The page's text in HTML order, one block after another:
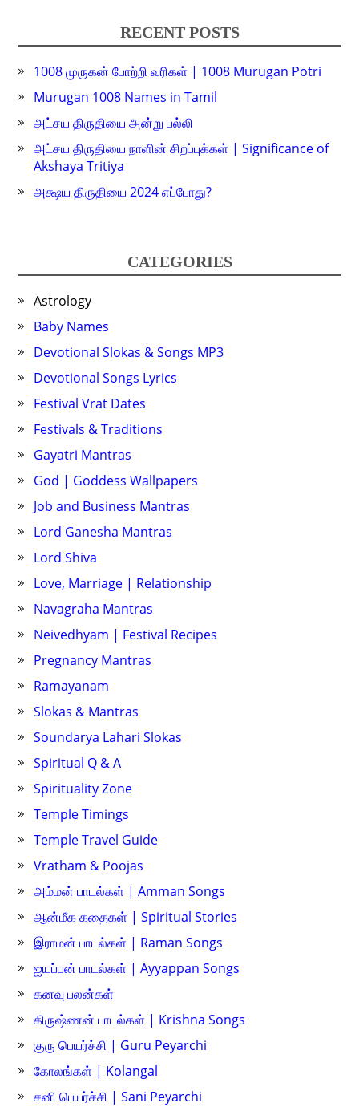
RECENT POSTS
1008 முருகன் போற்றி வரிகள் | 1008 Murugan Potri
Murugan 1008 Names in Tamil
அட்சய திருதியை அன்று பல்லி
அட்சய திருதியை நாளின் சிறப்புக்கள் | Significance of
Akshaya Tritiya
அக்ஷய திருதியை 2024 எப்போது?
CATEGORIES
Astrology
Baby Names
Devotional Slokas & Songs MP3
Devotional Songs Lyrics
Festival Vrat Dates
Festivals & Traditions
Gayatri Mantras
God | Goddess Wallpapers
Job and Business Mantras
Lord Ganesha Mantras
Lord Shiva
Love, Marriage | Relationship
Navagraha Mantras
Neivedhyam | Festival Recipes
Pregnancy Mantras
Ramayanam
Slokas & Mantras
Soundarya Lahari Slokas
Spiritual Q & A
Spirituality Zone
Temple Timings
Temple Travel Guide
Vratham & Poojas
அம்மன் பாடல்கள் | Amman Songs
ஆன்மீக கதைகள் | Spiritual Stories
இராமன் பாடல்கள் | Raman Songs
ஐயப்பன் பாடல்கள் | Ayyappan Songs
கனவு பலன்கள்
கிருஷ்ணன் பாடல்கள் | Krishna Songs
குரு பெயர்ச்சி | Guru Peyarchi
கோலங்கள் | Kolangal
சனி பெயர்ச்சி | Sani Peyarchi